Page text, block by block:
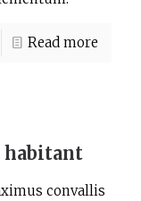
Read more
habitant
convallis